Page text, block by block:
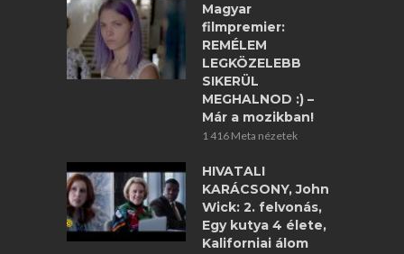
Magyar
filmpremier:
REMÉLEM
LEGKÖZELEBB
SIKERÜL
MEGHALNOD :) –
Már a mozikban!
1 416 Meta nézetek
HIVATALI
KARÁCSONY, John
Wick: 2. felvonás,
Egy kutya 4 élete,
Kaliforniai álom